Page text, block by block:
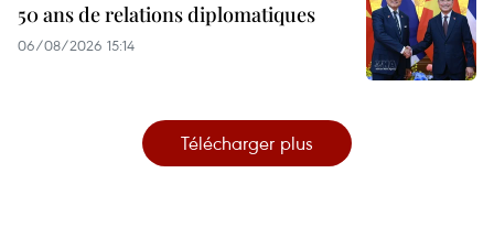
50 ans de relations diplomatiques
06/08/2026 15:14
Télécharger plus